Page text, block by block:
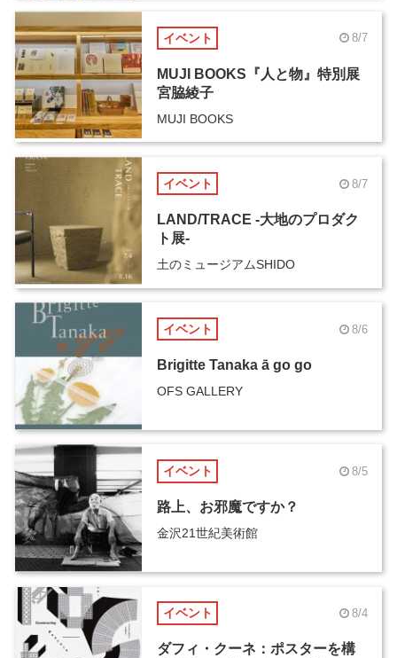
イベント 8/7
MUJI BOOKS『人と物』特別展
宮脇綾子
MUJI BOOKS
イベント 8/7
LAND/TRACE -大地のプロダク
ト展-
土のミュージアムSHIDO
イベント 8/6
Brigitte Tanaka ā go go
OFS GALLERY
イベント 8/5
路上、お邪魔ですか？
金沢21世紀美術館
イベント 8/4
ダフィ・クーネ：ポスターを構